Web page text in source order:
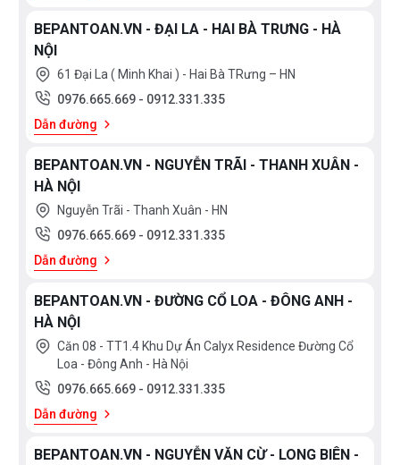
BEPANTOAN.VN - ĐẠI LA - HAI BÀ TRƯNG - HÀ
NỘI
61 Đại La ( Minh Khai ) - Hai Bà TRưng – HN
0976.665.669 - 0912.331.335
Dẫn đường
BEPANTOAN.VN - NGUYỄN TRÃI - THANH XUÂN -
HÀ NỘI
Nguyễn Trãi - Thanh Xuân - HN
0976.665.669 - 0912.331.335
Dẫn đường
BEPANTOAN.VN - ĐƯỜNG CỔ LOA - ĐÔNG ANH -
HÀ NỘI
Căn 08 - TT1.4 Khu Dự Án Calyx Residence Đường Cổ
Loa - Đông Anh - Hà Nội
0976.665.669 - 0912.331.335
Dẫn đường
BEPANTOAN.VN - NGUYỄN VĂN CỪ - LONG BIÊN -